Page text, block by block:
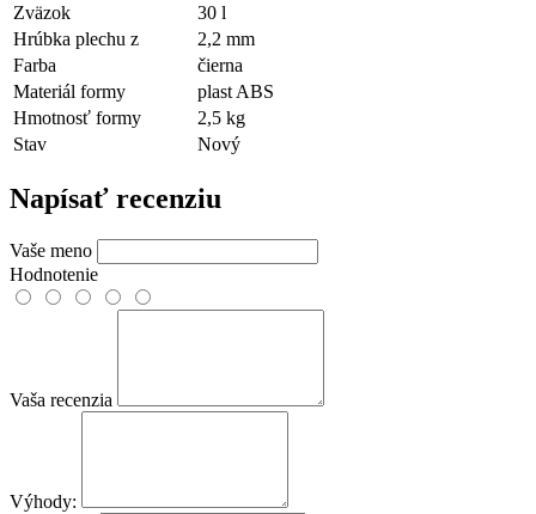
Zväzok
30 l
Hrúbka plechu z
2,2 mm
Farba
čierna
Materiál formy
plast ABS
Hmotnosť formy
2,5 kg
Stav
Nový
Napísať recenziu
Vaše meno
Hodnotenie
Vaša recenzia
Výhody: